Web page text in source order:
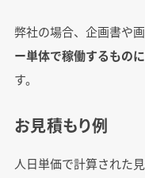
弊社の場合、企画書や
ー単体で稼働するもの
す。
お見積もり例
人日単価で計算された